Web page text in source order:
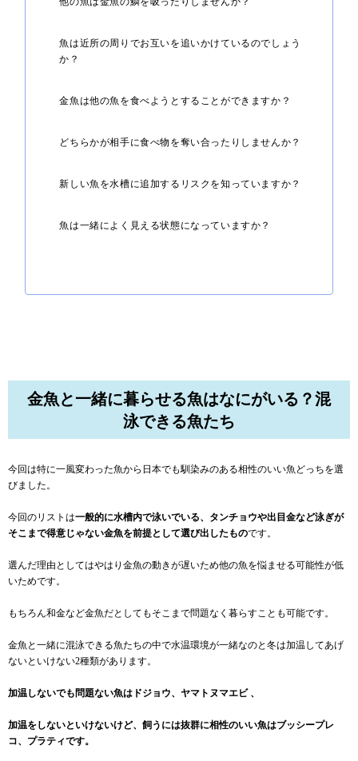
魚は近所の周りでお互いを追いかけているのでしょう
か？
金魚は他の魚を食べようとすることができますか？
どちらかが相手に食べ物を奪い合ったりしませんか？
新しい魚を水槽に追加するリスクを知っていますか？
魚は一緒によく見える状態になっていますか？
金魚と一緒に暮らせる魚はなにがいる？混
泳できる魚たち
今回は特に一風変わった魚から日本でも馴染みのある相性のいい魚どっちを選
びました。
今回のリストは一般的に水槽内で泳いでいる、タンチョウや出目金など泳ぎが
そこまで得意じゃない金魚を前提として選び出したものです。
選んだ理由としてはやはり金魚の動きが遅いため他の魚を悩ませる可能性が低
いためです。
もちろん和金など金魚だとしてもそこまで問題なく暮らすことも可能です。
金魚と一緒に混泳できる魚たちの中で水温環境が一緒なのと冬は加温してあげ
ないといけない2種類があります。
加温しないでも問題ない魚はドジョウ、ヤマトヌマエビ 、
加温をしないといけないけど、飼うには抜群に相性のいい魚はブッシープレ
コ、プラティです。